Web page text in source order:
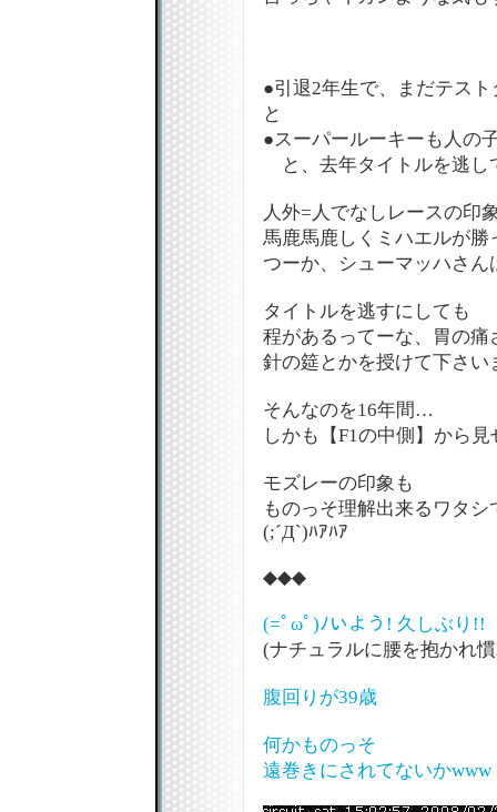
●引退2年生で、まだテス
と
●スーパールーキーも人の
と、去年タイトルを逃し
人外=人でなしレースの印
馬鹿馬鹿しくミハエルが勝
つーか、シューマッハさ
タイトルを逃すにしても
程があるってーな、胃の痛
針の筵とかを授けて下さ
そんなのを16年間…
しかも【F1の中側】から
モズレーの印象も
ものっそ理解出来るワタ
(;´Д`)ﾊｱﾊｱ
◆◆◆
(=ﾟωﾟ)ﾉいよう! 久しぶり!!
(ナチュラルに腰を抱かれ
腹回りが39歳
何かものっそ
遠巻きにされてないかwww